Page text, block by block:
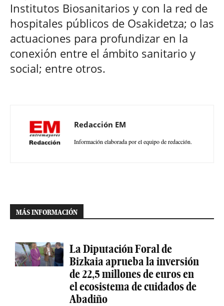
Institutos Biosanitarios y con la red de
hospitales públicos de Osakidetza; o las
actuaciones para profundizar en la
conexión entre el ámbito sanitario y
social; entre otros.
Redacción EM
Información elaborada por el equipo de redacción.
MÁS INFORMACIÓN
La Diputación Foral de
Bizkaia aprueba la inversión
de 22,5 millones de euros en
el ecosistema de cuidados de
Abadiño